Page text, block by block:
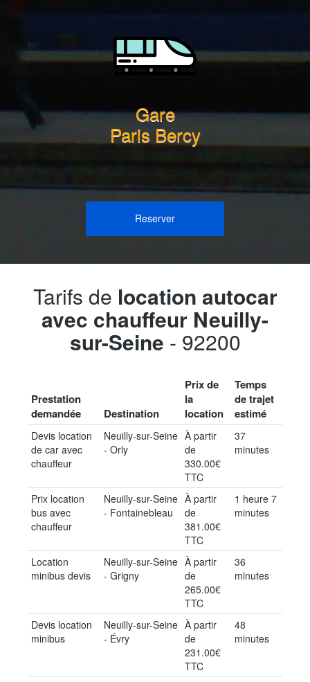
Gare
Paris Bercy
Reserver
Tarifs de location autocar
avec chauffeur Neuilly-
sur-Seine - 92200
Prestation
demandée
Destination
Prix de
la
location
Temps
de trajet
estimé
Devis location
de car avec
chauffeur
Neuilly-sur-Seine
- Orly
À partir
de
330.00€
TTC
37
minutes
Prix location
bus avec
chauffeur
Neuilly-sur-Seine
- Fontainebleau
À partir
de
381.00€
TTC
1 heure 7
minutes
Location
minibus devis
Neuilly-sur-Seine
- Grigny
À partir
de
265.00€
TTC
36
minutes
Devis location
minibus
Neuilly-sur-Seine
- Évry
À partir
de
231.00€
TTC
48
minutes